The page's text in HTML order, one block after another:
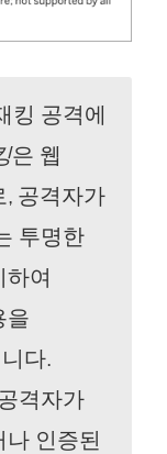
킹 공격에
은 웹
공격자가
투명한
여
을
다.
격자가
인증된